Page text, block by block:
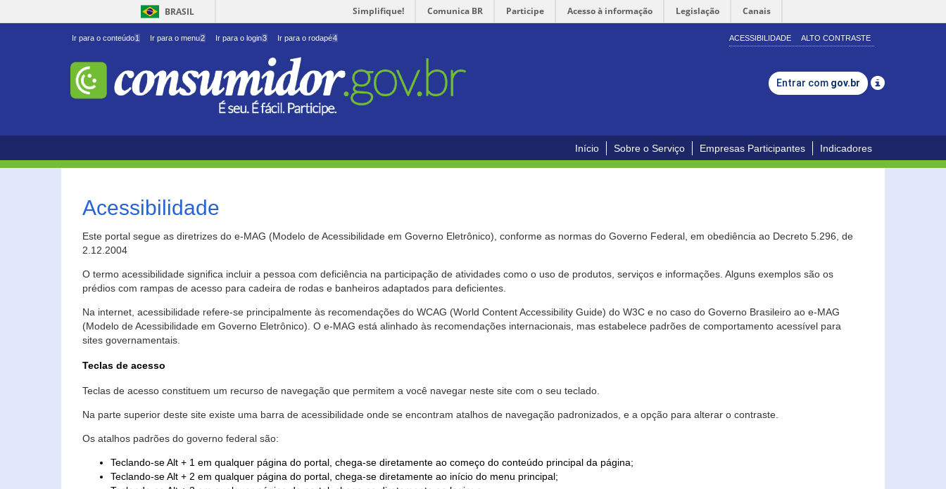
BRASIL Simplifique! Comunica BR Participe Acesso à informação Legislação Canais
Ir para o conteúdo1 Ir para o menu2 Ir para o login3 Ir para o rodapé4 ACESSIBILIDADE ALTO CONTRASTE
Entrar com gov.br
Início Sobre o Serviço Empresas Participantes Indicadores
Acessibilidade
Este portal segue as diretrizes do e-MAG (Modelo de Acessibilidade em Governo Eletrônico), conforme as normas do Governo Federal, em obediência ao Decreto 5.296, de
2.12.2004
O termo acessibilidade significa incluir a pessoa com deficiência na participação de atividades como o uso de produtos, serviços e informações. Alguns exemplos são os
prédios com rampas de acesso para cadeira de rodas e banheiros adaptados para deficientes.
Na internet, acessibilidade refere-se principalmente às recomendações do WCAG (World Content Accessibility Guide) do W3C e no caso do Governo Brasileiro ao e-MAG
(Modelo de Acessibilidade em Governo Eletrônico). O e-MAG está alinhado às recomendações internacionais, mas estabelece padrões de comportamento acessível para
sites governamentais.
Teclas de acesso
Teclas de acesso constituem um recurso de navegação que permitem a você navegar neste site com o seu teclado.
Na parte superior deste site existe uma barra de acessibilidade onde se encontram atalhos de navegação padronizados, e a opção para alterar o contraste.
Os atalhos padrões do governo federal são:
Teclando-se Alt + 1 em qualquer página do portal, chega-se diretamente ao começo do conteúdo principal da página;
Teclando-se Alt + 2 em qualquer página do portal, chega-se diretamente ao início do menu principal;